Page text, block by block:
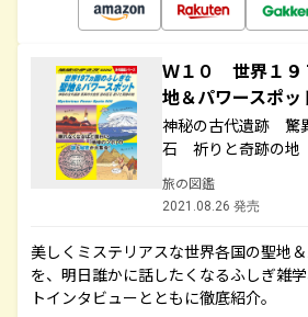
Ｗ１０ 世界１９
地＆パワースポ
神秘の古代遺跡 驚
石 祈りと奇跡の地
旅の図鑑
2021.08.26 発売
美しくミステリアスな世界各国の聖地
を、明日誰かに話したくなるふしぎ雑
トインタビューとともに徹底紹介。